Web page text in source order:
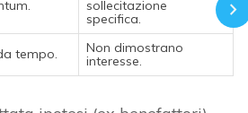
sollecitazione
specifica.
tempo.
Non dimostrano
interesse.